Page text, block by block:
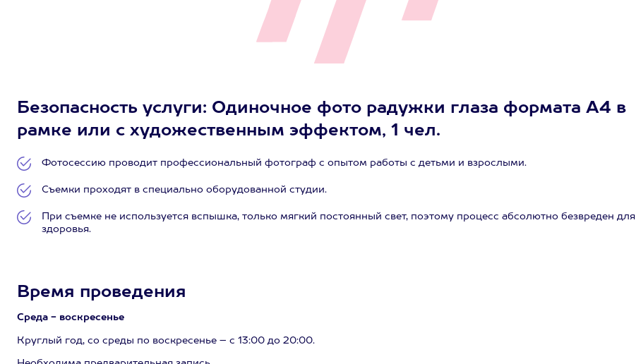
Безопасность услуги: Одиночное фото радужки глаза формата А4 в
рамке или с художественным эффектом, 1 чел.
Фотосессию проводит профессиональный фотограф с опытом работы с детьми и взрослыми.
Съемки проходят в специально оборудованной студии.
При съемке не используется вспышка, только мягкий постоянный свет, поэтому процесс абсолютно безвреден для
здоровья.
Время проведения
Среда - воскресенье
Круглый год, со среды по воскресенье – с 13:00 до 20:00.